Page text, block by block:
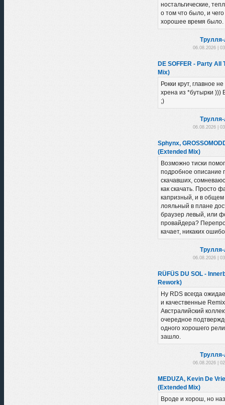
ностальгические,
о том что было, и
хорошее время
06.08.2026 |
DE SOFFER - Party All
Mix)
Рокки крут, главное
хрена из *бутырки )))
;)
06.08.2026 |
Sphynx,
(Extended Mix)
Возможно тиски
подробное описание
скачавших,
как скачать. Просто
капризный, и в общем
лояльный в плане
браузер левый, или
провайдера?
качает, никаких
06.08.2026 |
RÜFÜS DU SOL -
Rework)
Ну RDS всегда
и качественные
Австралийский
очередное
одного хорошего
зашло.
06.08.2026 |
MEDUZA, Kevin De
(Extended Mix)
Вроде и хорош, но